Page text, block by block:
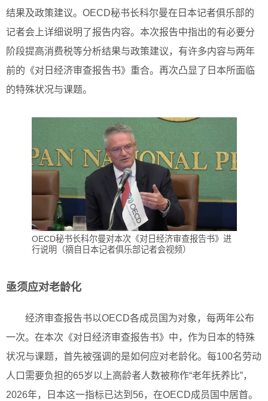
结果及政策建议。OECD秘书长科尔曼在日本记者俱乐部的
记者会上详细说明了报告内容。本次报告中指出的有必要分
阶段提高消费税等分析结果与政策建议，有许多内容与两年
前的《对日经济审查报告书》重合。再次凸显了日本所面临
的特殊状况与课题。
OECD秘书长科尔曼对本次《对日经济审查报告书》进
行说明（摘自日本记者俱乐部记者会视频）
亟须应对老龄化
经济审查报告书以OECD各成员国为对象，每两年公布
一次。在本次《对日经济审查报告书》中，作为日本的特殊
状况与课题，首先被强调的是如何应对老龄化。每100名劳动
人口需要负担的65岁以上高龄者人数被称作“老年抚养比”，
2026年，日本这一指标已达到56，在OECD成员国中居首。